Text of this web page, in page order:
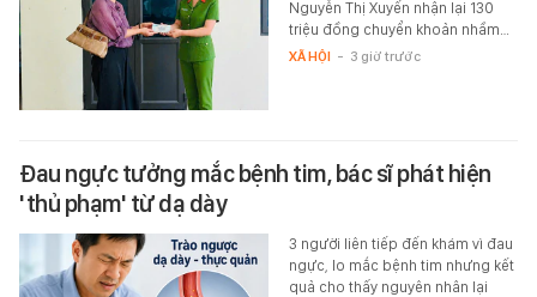
Nguyễn Thị Xuyến nhận lại 130
triệu đồng chuyển khoản nhầm…
XÃ HỘI - 3 giờ trước
Đau ngực tưởng mắc bệnh tim, bác sĩ phát hiện
'thủ phạm' từ dạ dày
3 người liên tiếp đến khám vì đau
ngực, lo mắc bệnh tim nhưng kết
quả cho thấy nguyên nhân lại